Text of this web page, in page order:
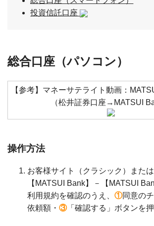
投資信託口座
総合口座（パソコン）
【参考】マネーサテライト動画：
（松井証券口座→MATSUI
操作方法
お客様サイト（クラシック）また
【MATSUI Bank】－【MATSUI
利用規約を確認のうえ、 ①同意の
依頼額・ ③「確認する」ボタンを押